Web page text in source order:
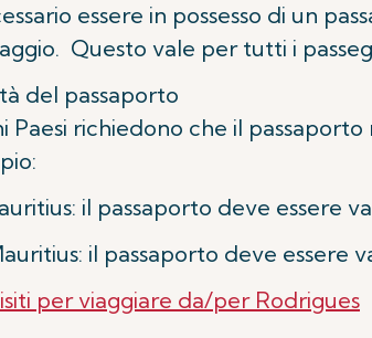
essere in possesso di un
Questo vale per tutti i
del passaporto
Paesi richiedono che il
il passaporto deve essere
il passaporto deve essere
per viaggiare da/per Rodrigues